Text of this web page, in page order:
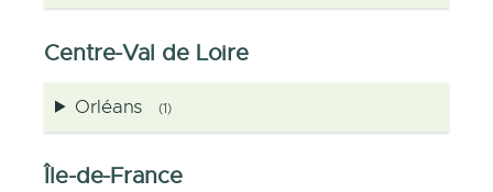
Centre-Val de Loire
Orléans (1)
Île-de-France